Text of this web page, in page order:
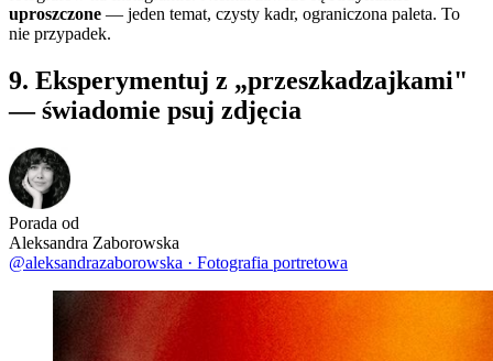
uproszczone — jeden temat, czysty kadr, ograniczona paleta. To
nie przypadek.
9. Eksperymentuj z „przeszkadzajkami"
— świadomie psuj zdjęcia
Porada od
Aleksandra Zaborowska
@aleksandrazaborowska · Fotografia portretowa